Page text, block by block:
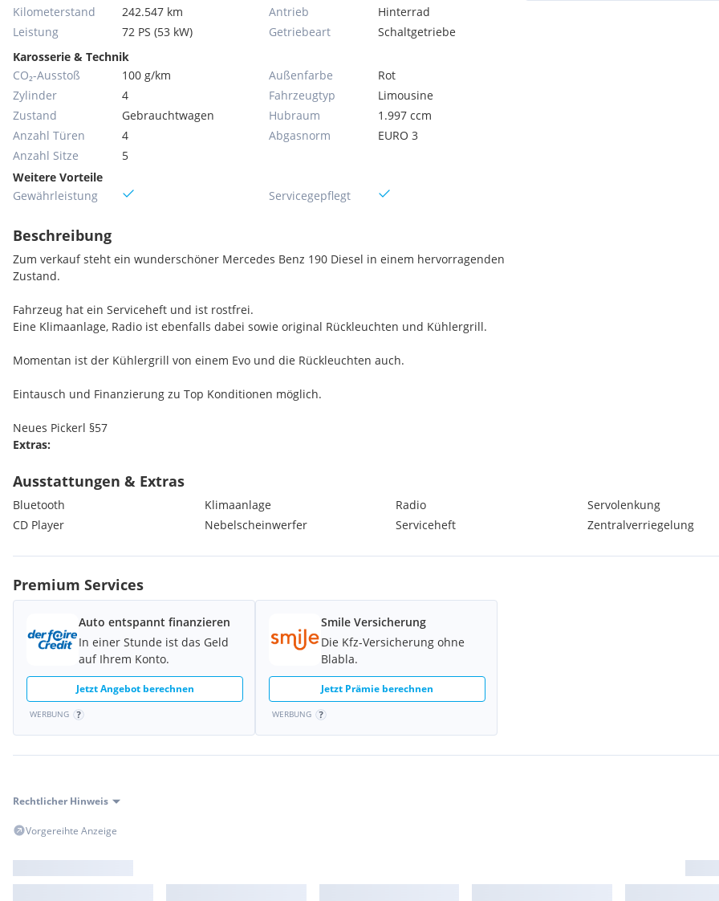
Kilometerstand
242.547 km
Leistung
72 PS (53 kW)
Antrieb
Hinterrad
Getriebeart
Schaltgetriebe
Karosserie & Technik
CO₂-Ausstoß
100 g/km
Zylinder
4
Zustand
Gebrauchtwagen
Anzahl Türen
4
Anzahl Sitze
5
Außenfarbe
Rot
Fahrzeugtyp
Limousine
Hubraum
1.997 ccm
Abgasnorm
EURO 3
Weitere Vorteile
Gewährleistung
Servicegepflegt
Beschreibung
Zum verkauf steht ein wunderschöner Mercedes Benz 190 Diesel in einem hervorragenden
Zustand.
Fahrzeug hat ein Serviceheft und ist rostfrei.
Eine Klimaanlage, Radio ist ebenfalls dabei sowie original Rückleuchten und Kühlergrill.
Momentan ist der Kühlergrill von einem Evo und die Rückleuchten auch.
Eintausch und Finanzierung zu Top Konditionen möglich.
Neues Pickerl §57
Extras:
Radio
Ausstattungen & Extras
Bluetooth
CD Player
Klimaanlage
Nebelscheinwerfer
Radio
Serviceheft
Servolenkung
Zentralverriegelung
Premium Services
Auto entspannt finanzieren
In einer Stunde ist das Geld
auf Ihrem Konto.
Jetzt Angebot berechnen
WERBUNG
Smile Versicherung
Die Kfz-Versicherung ohne
Blabla.
Jetzt Prämie berechnen
WERBUNG
Rechtlicher Hinweis
Vorgereihte Anzeige